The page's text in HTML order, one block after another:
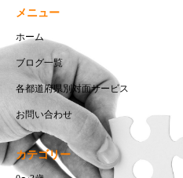
メニュー
ホーム
ブログ一覧
各都道府県別対面サービス
お問い合わせ
カテゴリー